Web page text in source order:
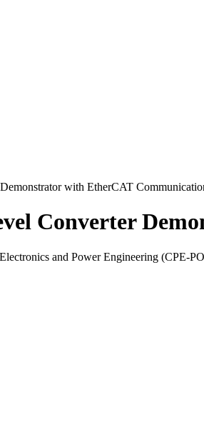
with EtherCAT
Converter
and Power Engineering (CPE-